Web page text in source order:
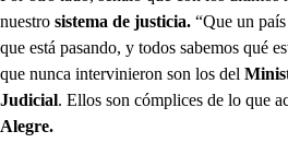
nuestro sistema de justicia. “Que un
que está pasando, y todos sabemos qué
que nunca intervinieron son los del
Judicial. Ellos son cómplices de lo que
Alegre.